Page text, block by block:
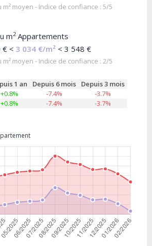
m² moyen - Indice de confiance : 5/5
m2Appartements
€ < 3 034 €/m² < 3 548 €
m² moyen - Indice de confiance : 2/5
1 an Depuis 6 mois
Depuis 3 mois
+0.8% -7.4%
-3.7%
+0.8% -7.4% -3.7%